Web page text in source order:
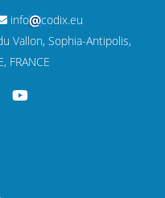
info
codix.eu
Vallon, Sophia-Antipolis,
FRANCE